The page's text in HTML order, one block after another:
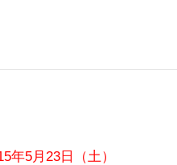
年5月23日（土）